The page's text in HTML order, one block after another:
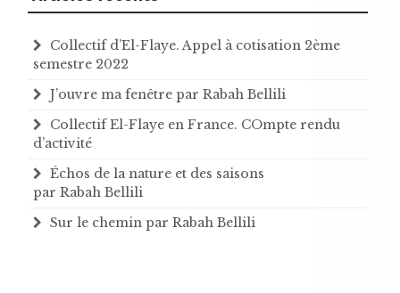
Collectif d’El-Flaye. Appel à cotisation 2ème
semestre 2022
J’ouvre ma fenêtre par Rabah Bellili
Collectif El-Flaye en France. COmpte rendu
d’activité
Échos de la nature et des saisons
par Rabah Bellili
Sur le chemin par Rabah Bellili